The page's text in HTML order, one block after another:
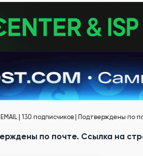
| 130 подписчиков | Подтверждены
по почте. Ссылка на